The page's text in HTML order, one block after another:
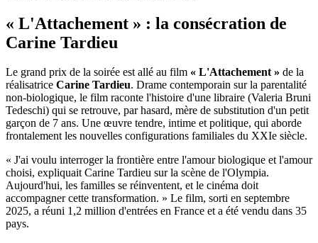
« L'Attachement » : la consécration de
Carine Tardieu
Le grand prix de la soirée est allé au film « L'Attachement » de la
réalisatrice Carine Tardieu. Drame contemporain sur la parentalité
non-biologique, le film raconte l'histoire d'une libraire (Valeria Bruni
Tedeschi) qui se retrouve, par hasard, mère de substitution d'un petit
garçon de 7 ans. Une œuvre tendre, intime et politique, qui aborde
frontalement les nouvelles configurations familiales du XXIe siècle.
« J'ai voulu interroger la frontière entre l'amour biologique et l'amour
choisi, expliquait Carine Tardieu sur la scène de l'Olympia.
Aujourd'hui, les familles se réinventent, et le cinéma doit
accompagner cette transformation. » Le film, sorti en septembre
2025, a réuni 1,2 million d'entrées en France et a été vendu dans 35
pays.